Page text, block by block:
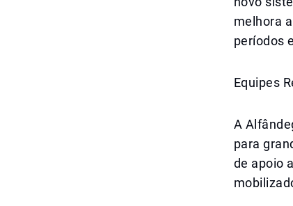
melhora
períodos
Equipes
A
para
de apoio